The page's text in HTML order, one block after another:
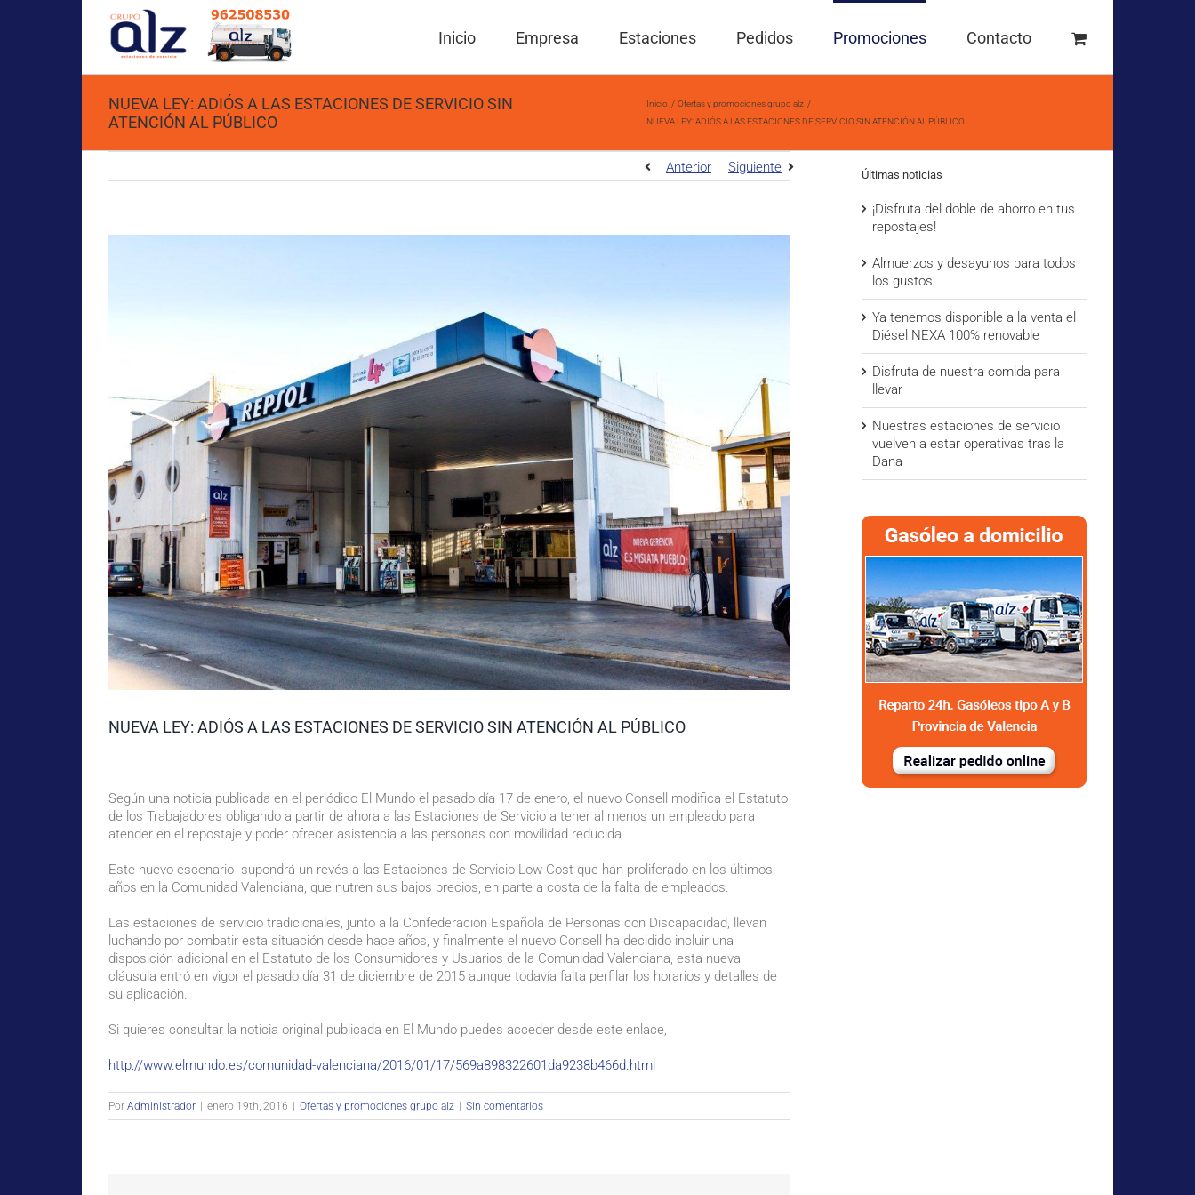
Inicio Empresa Estaciones Pedidos Promociones Contacto
NUEVA LEY: ADIÓS A LAS ESTACIONES DE SERVICIO SIN
ATENCIÓN AL PÚBLICO
Inicio
Ofertas y promociones grupo alz
NUEVA LEY: ADIÓS A LAS ESTACIONES DE SERVICIO SIN ATENCIÓN AL PÚBLICO
Anterior Siguiente
NUEVA LEY: ADIÓS A LAS ESTACIONES DE SERVICIO SIN ATENCIÓN AL PÚBLICO
Según una noticia publicada en el periódico El Mundo el pasado día 17 de enero, el nuevo Consell modifica el Estatuto
de los Trabajadores obligando a partir de ahora a las Estaciones de Servicio a tener al menos un empleado para
atender en el repostaje y poder ofrecer asistencia a las personas con movilidad reducida.
Este nuevo escenario supondrá un revés a las Estaciones de Servicio Low Cost que han proliferado en los últimos
años en la Comunidad Valenciana, que nutren sus bajos precios, en parte a costa de la falta de empleados.
Las estaciones de servicio tradicionales, junto a la Confederación Española de Personas con Discapacidad, llevan
luchando por combatir esta situación desde hace años, y finalmente el nuevo Consell ha decidido incluir una
disposición adicional en el Estatuto de los Consumidores y Usuarios de la Comunidad Valenciana, esta nueva
cláusula entró en vigor el pasado día 31 de diciembre de 2015 aunque todavía falta perfilar los horarios y detalles de
su aplicación.
Si quieres consultar la noticia original publicada en El Mundo puedes acceder desde este enlace,
http://www.elmundo.es/comunidad-valenciana/2016/01/17/569a898322601da9238b466d.html
Por Administrador enero 19th, 2016 Ofertas y promociones grupo alz Sin comentarios
Últimas noticias
¡Disfruta del doble de ahorro en tus
repostajes!
Almuerzos y desayunos para todos
los gustos
Ya tenemos disponible a la venta el
Diésel NEXA 100% renovable
Disfruta de nuestra comida para
llevar
Nuestras estaciones de servicio
vuelven a estar operativas tras la
Dana